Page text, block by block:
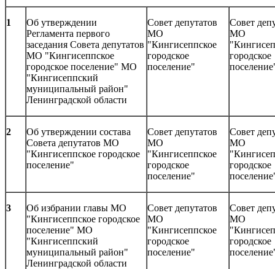
1
Об утверждении
Регламента первого
заседания Совета депутатов
МО "Кингисеппское
городское поселение" МО
"Кингисеппский
муниципальный район"
Ленинградской области
Совет депутатов
МО
"Кингисеппское
городское
поселение"
Совет
МО
городское
2
Об утверждении состава
Совета депутатов МО
"Кингисеппское городское
поселение"
Совет депутатов
МО
"Кингисеппское
городское
поселение"
Совет
МО
городское
3
Об избрании главы МО
"Кингисеппское городское
поселение" МО
"Кингисеппский
муниципальный район"
Ленинградской области
Совет депутатов
МО
"Кингисеппское
городское
поселение"
Совет
МО
городское